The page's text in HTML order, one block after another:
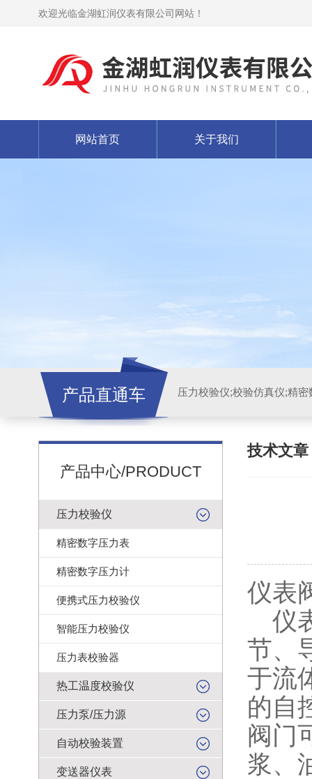
欢迎光临金湖虹润仪表有限公司网站！
网站首页 关于我们
产品直通车
产品中心/PRODUCT
压力校验仪
精密数字压力表
精密数字压力计
便携式压力校验仪
智能压力校验仪
压力表校验器
热工温度校验仪
压力泵/压力源
自动校验装置
变送器仪表
技术文章
仪表
仪
节、
于流
的自
阀门
浆、